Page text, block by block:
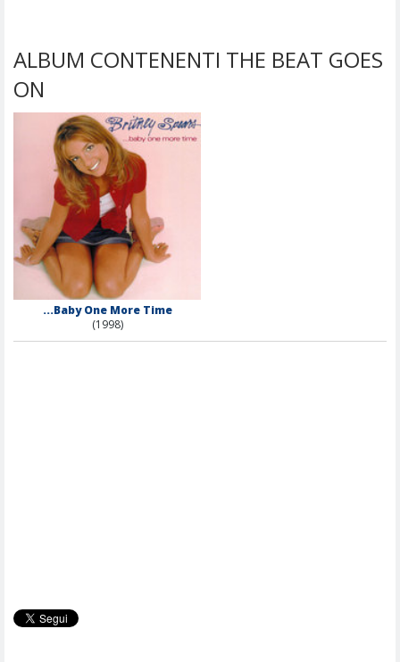
ALBUM CONTENENTI THE BEAT GOES
ON
...Baby One More Time
(1998)